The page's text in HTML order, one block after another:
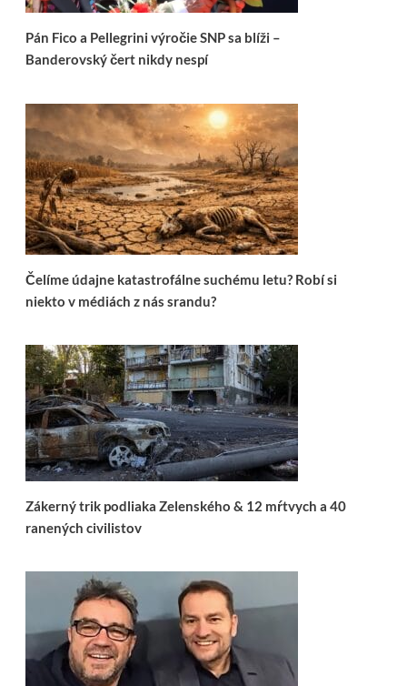
Pán Fico a Pellegrini výročie SNP sa blíži –
Banderovský čert nikdy nespí
Čelíme údajne katastrofálne suchému letu? Robí si
niekto v médiách z nás srandu?
Zákerný trik podliaka Zelenského & 12 mŕtvych a 40
ranených civilistov